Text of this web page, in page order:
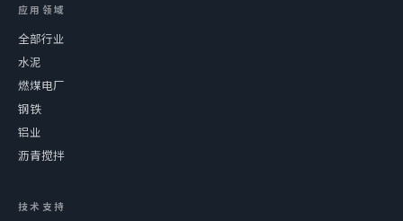
应用领域
全部行业
水泥
燃煤电厂
钢铁
铝业
沥青搅拌
技术支持